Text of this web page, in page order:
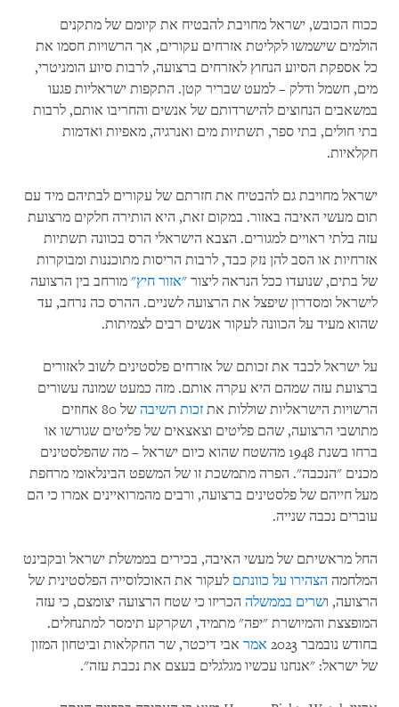
ככוח הכובש, ישראל מחויבת להבטיח את קיומם של מתקנים
הולמים שישמשו לקליטת אזרחים עקורים, אך הרשויות חסמו את
כל אספקת הסיוע הנחוץ לאזרחים ברצועה, לרבות סיוע הומניטרי,
מים, חשמל ודלק – למעט שבריר קטן. התקפות ישראליות פגעו
במשאבים הנחוצים להישרדותם של אנשים והחריבו אותם, לרבות
בתי חולים, בתי ספר, תשתיות מים ואנרגיה, מאפיות ואדמות
חקלאיות.
ישראל מחויבת גם להבטיח את חזרתם של עקורים לבתיהם מיד עם
תום מעשי האיבה באזור. במקום זאת, היא הותירה חלקים מרצועת
עזה בלתי ראויים למגורים. הצבא הישראלי הרס בכוונה תשתיות
אזרחיות או הסב להן נזק כבד, לרבות הריסות מתוכננות ומבוקרות
של בתים, שנועדו ככל הנראה ליצור "אזור חיץ" מורחב בין הרצועה
לישראל ומסדרון שיפצל את הרצועה לשניים. ההרס כה נרחב, עד
שהוא מעיד על הכוונה לעקור אנשים רבים לצמיתות.
על ישראל לכבד את זכותם של אזרחים פלסטינים לשוב לאזורים
ברצועת עזה שמהם היא עקרה אותם. מזה כמעט שמונה עשורים
הרשויות הישראליות שוללות את זכות השיבה
של 80 אחוזים
מתושבי הרצועה, שהם פליטים וצאצאים של פליטים שגורשו או
ברחו בשנת 1948 מהשטח שהוא כיום ישראל – מה שהפלסטינים
מכנים "הנכבה". הפרה מתמשכת זו של המשפט הבינלאומי מרחפת
מעל חייהם של פלסטינים ברצועה, ורבים מהמרואיינים אמרו כי הם
עוברים נכבה שנייה.
החל מראשיתם של מעשי האיבה, בכירים בממשלת ישראל ובקבינט
המלחמה הצהירו על כוונתם לעקור את האוכלוסייה הפלסטינית של
הרצועה, ושרים בממשלה הכריזו כי שטח הרצועה יצומצם, כי עזה
המופצצת והמיושרת "יפה" מתמיד, ושקרקע תימסר למתנחלים.
בחודש נובמבר 2023
אמר אבי דיכטר, שר החקלאות וביטחון המזון
של ישראל: "אנחנו עכשיו מגלגלים בעצם את נכבת עזה".